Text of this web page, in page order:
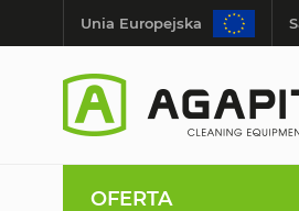
Unia Europejska
OFERTA